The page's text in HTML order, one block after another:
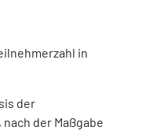
in
der
der Maßgabe